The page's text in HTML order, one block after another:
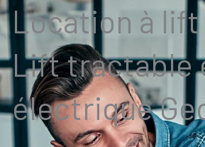
Location à
Lift tractable
électrique